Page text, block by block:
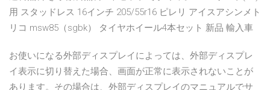
用 スタッドレス 16インチ 205/55r16 ピレリ アイスアシンメト
リコ msw85（sgbk） タイヤホイール4本セット 新品 輸入車
お使いになる外部ディスプレイによっては、外部ディスプレ
イ表示に切り替えた場合、画面が正常に表示されないことが
あります。その場合は、外部ディスプレイのマニュアルでサ